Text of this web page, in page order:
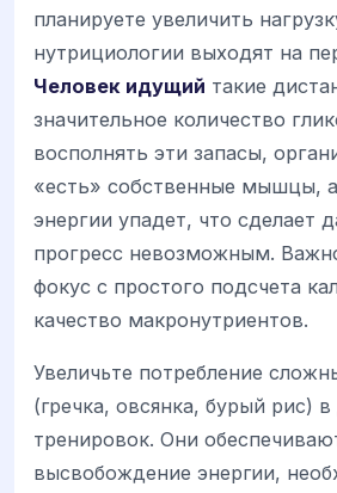
планируете увеличить
нутрициологии выходят на
Человек идущий такие
значительное количество
восполнять эти запасы,
«есть» собственные мышцы,
энергии упадет, что сделает
прогресс невозможным.
фокус с простого подсчета
качество макронутриентов.
Увеличьте потребление
(гречка, овсянка, бурый рис)
тренировок. Они
высвобождение энергии,